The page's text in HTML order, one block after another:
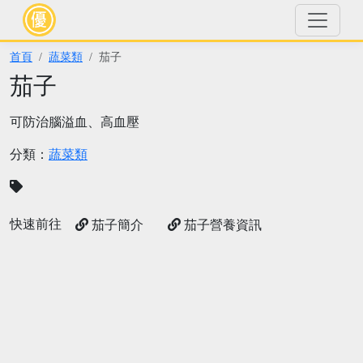
首頁 蔬菜類 茄子
茄子
可防治腦溢血、高血壓
分類： 蔬菜類
快速前往 茄子簡介 茄子營養資訊